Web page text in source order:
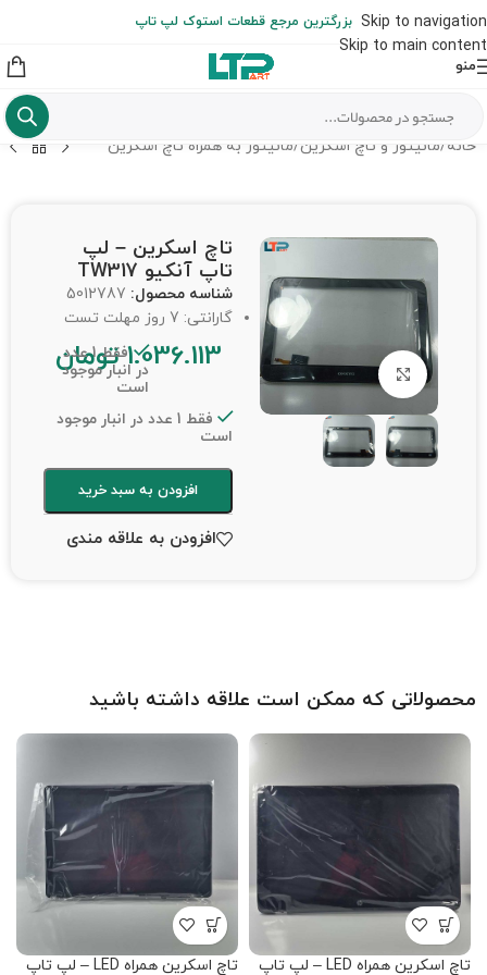
Skip to navigation
Skip to main content
از شهرستان به عهده مشتری است)
بزرگترین مرجع قطعات استوک لپ تاپ
منو
خانه /مانیتور و تاچ اسکرین/مانیتور به همراه تاچ اسکرین
برای بزرگنمایی کلیک کنید
تاچ اسکرین – لپ
تاپ آنکیو TW317
شناسه محصول: 5012787
گارانتی: 7 روز مهلت تست
1.036.113 تومان
فقط 1 عدد
در انبار موجود
است
فقط 1 عدد در انبار موجود
است
افزودن به سبد خرید
افزودن به علاقه مندی
محصولاتی که ممکن است علاقه داشته باشید
تاچ اسکرین همراه LED – لپ تاپ
تاچ اسکرین همراه LED – لپ تاپ